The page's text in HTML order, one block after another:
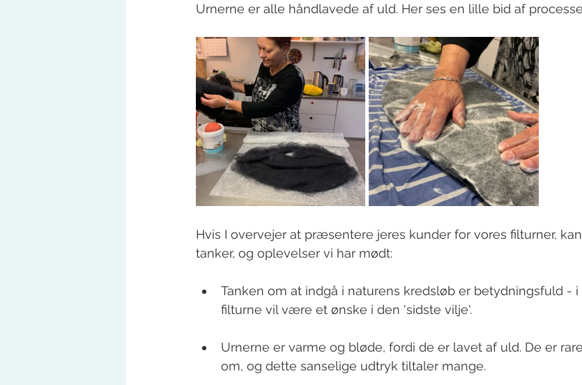
Urnerne er alle håndlavede af uld. Her ses en lille bid af
Hvis I overvejer at præsentere jeres kunder for vores filturner,
tanker, og oplevelser vi har mødt:
Tanken om at indgå i naturens kredsløb er betydningsfuld -
filturne vil være et ønske i den 'sidste vilje'.
Urnerne er varme og bløde, fordi de er lavet af uld. De er
om, og dette sanselige udtryk tiltaler mange.